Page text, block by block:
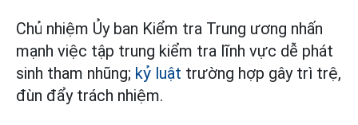
Chủ nhiệm Ủy ban Kiểm tra Trung ương nhấn
mạnh việc tập trung kiểm tra lĩnh vực dễ phát
sinh tham nhũng; kỷ luật trường hợp gây trì trệ,
đùn đẩy trách nhiệm.